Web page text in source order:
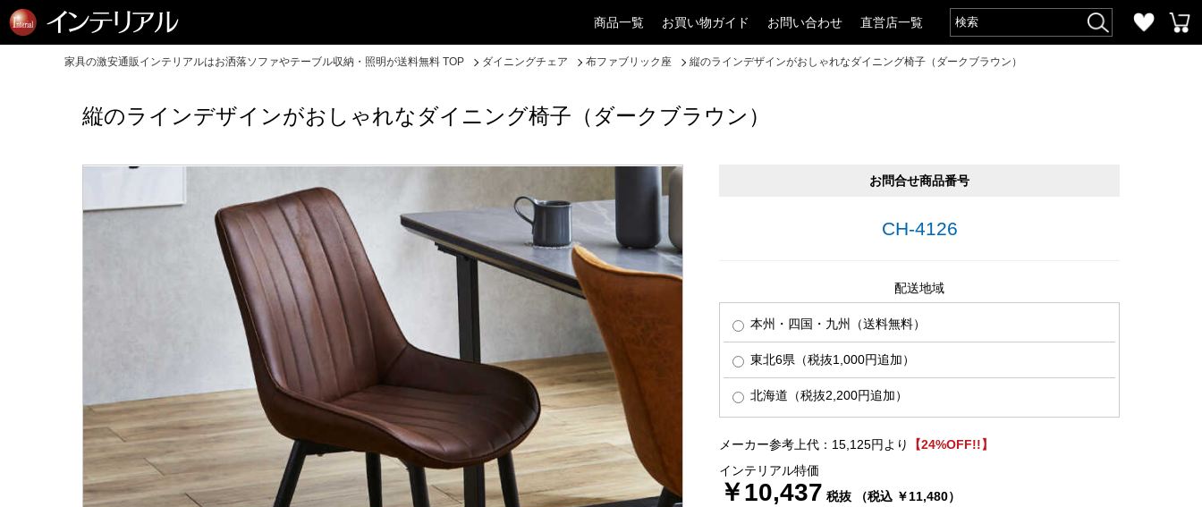
商品一覧 お買い物ガイド お問い合わせ 直営店一覧
家具の激安通販インテリアルはお洒落ソファやテーブル収納・照明が送料無料 TOP ダイニングチェア 布ファブリック座 縦のラインデザインがおしゃれなダイニング椅子（ダークブラウン）
縦のラインデザインがおしゃれなダイニング椅子（ダークブラウン）
お問合せ商品番号
CH-4126
配送地域
本州・四国・九州（送料無料）
東北6県（税抜1,000円追加）
北海道（税抜2,200円追加）
メーカー参考上代：15,125円より
【24%OFF!!】
インテリアル特価
￥10,437 税抜 （税込 ￥11,480）